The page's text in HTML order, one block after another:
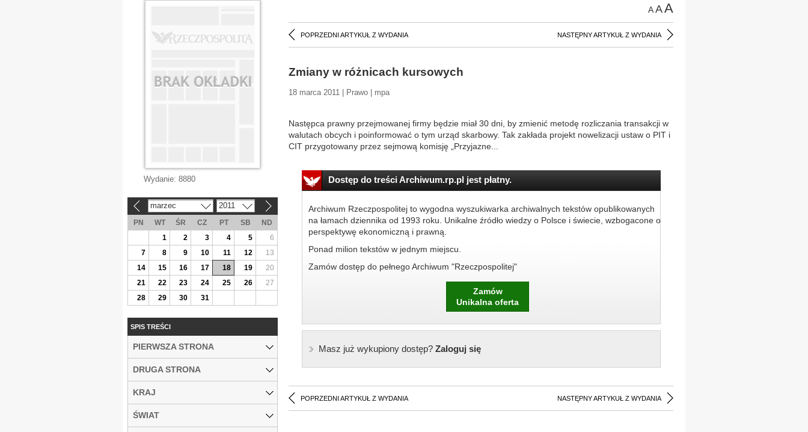
AAA
POPRZEDNI ARTYKUŁ Z WYDANIA NASTĘPNY ARTYKUŁ Z WYDANIA
Zmiany w różnicach kursowych
18 marca 2011 | Prawo | mpa
Następca prawny przejmowanej firmy będzie miał 30 dni, by zmienić metodę rozliczania transakcji w
walutach obcych i poinformować o tym urząd skarbowy. Tak zakłada projekt nowelizacji ustaw o PIT i
CIT przygotowany przez sejmową komisję „Przyjazne...
Dostęp do treści Archiwum.rp.pl jest płatny.
Archiwum Rzeczpospolitej to wygodna wyszukiwarka archiwalnych tekstów opublikowanych
na łamach dziennika od 1993 roku. Unikalne źródło wiedzy o Polsce i świecie, wzbogacone o
perspektywę ekonomiczną i prawną.
Ponad milion tekstów w jednym miejscu.
Zamów dostęp do pełnego Archiwum "Rzeczpospolitej"
Zamów
Unikalna oferta
Masz już wykupiony dostęp?Zaloguj się
POPRZEDNI ARTYKUŁ Z WYDANIA NASTĘPNY ARTYKUŁ Z WYDANIA
Wydanie: 8880
marzec 2011
PN WT ŚR CZ PT SB
ND
1
2 3 4 5
6
7
8 9 10 11 12
13
14
15 16 17 18 19
20
21
22 23 24 25 26
27
28
29 30 31
SPIS TREŚCI
PIERWSZA STRONA
DRUGA STRONA
KRAJ
ŚWIAT